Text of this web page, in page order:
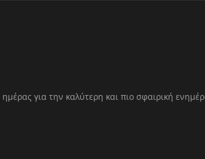
για την καλύτερη και πιο σφαιρική